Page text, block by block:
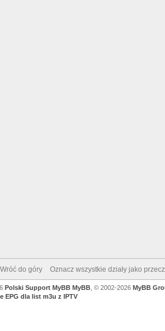
Wróć do góry Oznacz wszystkie działy jako
Polski Support MyBB MyBB , © 2002-2026 MyBB
EPG dla list m3u z IPTV